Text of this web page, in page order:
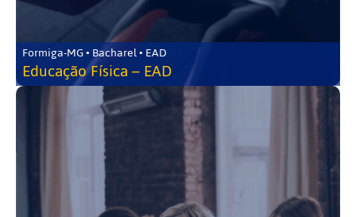
Formiga-MG • Bacharel • EAD
Educação Física – EAD